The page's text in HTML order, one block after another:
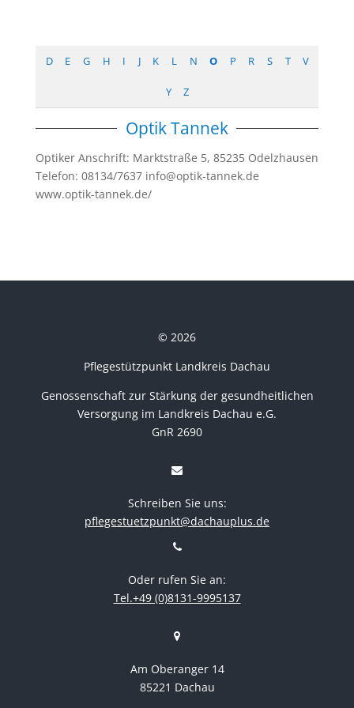
D E G H I J K L N O P R S T V
Y Z
Optik Tannek
Optiker Anschrift: Marktstraße 5, 85235 Odelzhausen
Telefon: 08134/7637 info@optik-tannek.de
www.optik-tannek.de/
© 2026
Pflegestützpunkt Landkreis Dachau
Genossenschaft zur Stärkung der gesundheitlichen
Versorgung im Landkreis Dachau e.G.
GnR 2690
Schreiben Sie uns:
pflegestuetzpunkt@dachauplus.de
Oder rufen Sie an:
Tel.+49 (0)8131-9995137
Am Oberanger 14
85221 Dachau